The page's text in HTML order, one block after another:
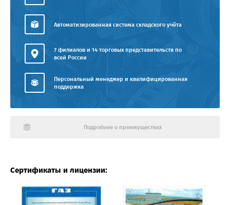
Автоматизированная система складского учёта
7 филиалов и 14 торговых представительств по
всей России
Персональный менеджер и квалифицированная
поддержка
Подробнее о преимуществах
Сертификаты и лицензии: